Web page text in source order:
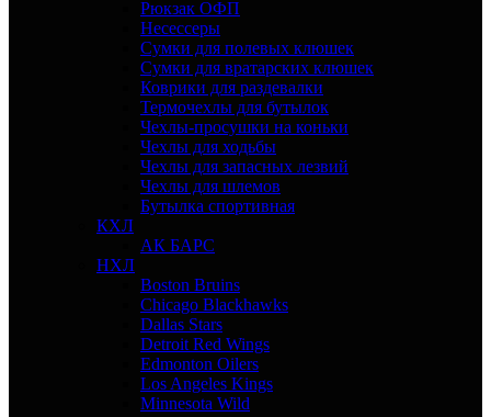
Рюкзак ОФП
Несессеры
Сумки для полевых клюшек
Сумки для вратарских клюшек
Коврики для раздевалки
Термочехлы для бутылок
Чехлы-просушки на коньки
Чехлы для ходьбы
Чехлы для запасных лезвий
Чехлы для шлемов
Бутылка спортивная
КХЛ
АК БАРС
НХЛ
Boston Bruins
Chicago Blackhawks
Dallas Stars
Detroit Red Wings
Edmonton Oilers
Los Angeles Kings
Minnesota Wild